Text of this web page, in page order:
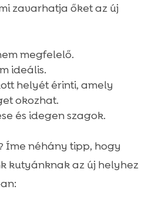
zavarhatja őket az új
megfelelő.
ideális.
helyét érinti, amely
okozhat.
és idegen szagok.
Íme néhány tipp, hogy
kutyánknak az új helyhez